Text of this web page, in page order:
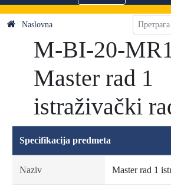
Naslovna
M-BI-20-
Master rad 1
istraživački
Specifikacija predmeta
Naziv Master rad 1